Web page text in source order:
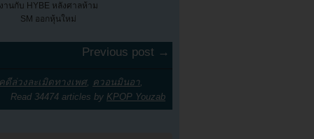
านกับ HYBE หลังศาลห้าม
SM ออกหุ้นใหม่
Previous post →
ดีล่วงละเมิดทางเพศ, ควอนมินอา
Read 34474 articles by KPOP Youzab